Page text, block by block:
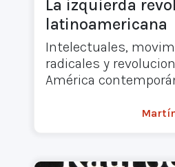
La izquierda
latinoamericana
Intelectuales,
radicales y
América